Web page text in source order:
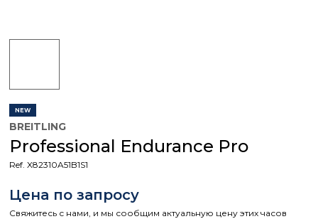
NEW
BREITLING
Professional Endurance Pro
Ref. X82310A51B1S1
Цена по запросу
Свяжитесь с нами, и мы сообщим актуальную цену этих часов